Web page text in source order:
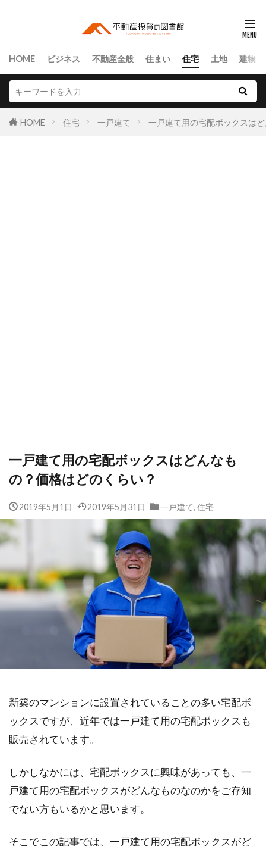
HOME ビジネス 不動産全般 住まい 住宅 土地 建物
HOME 住宅 一戸建て 一戸建て用の宅配ボックスは
一戸建て用の宅配ボックスはどんなも
の？価格はどのくらい？
2019年5月1日 2019年5月31日 一戸建て, 住宅
新築のマンションに設置されていることの多い宅配ボ
ックスですが、近年では一戸建て用の宅配ボックスも
販売されています。
しかしなかには、宅配ボックスに興味があっても、一
戸建て用の宅配ボックスがどんなものなのかをご存知
でない方もいるかと思います。
そこでこの記事では、一戸建て用の宅配ボックスがど